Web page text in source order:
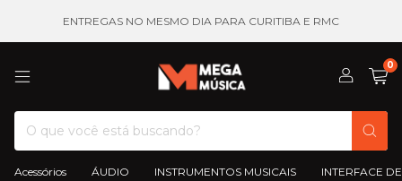
ENTREGAS NO MESMO DIA PARA CURITIBA E RMC
0
Acessórios ÁUDIO INSTRUMENTOS MUSICAIS INTERFACE